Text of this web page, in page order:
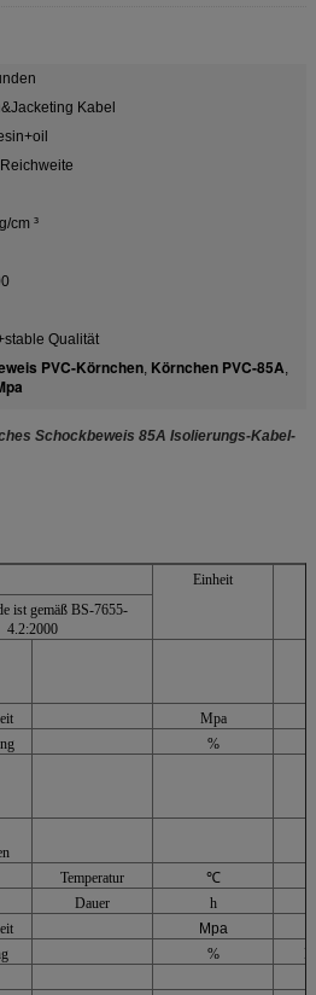
Kabel
cm ³
Qualität
PVC-Körnchen, Körnchen PVC-85A,
Schockbeweis 85A Isolierungs-Kabel-
Einheit
ist gemäß BS-7655-
4.2:2000
Mpa
%
Temperatur
℃
Dauer
h
Mpa
%